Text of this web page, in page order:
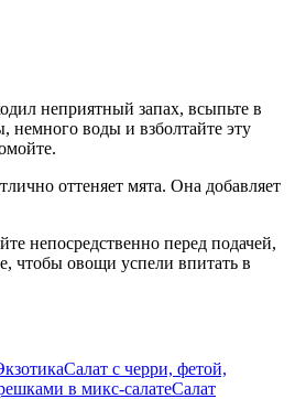
неприятный запах, всыпьте в
немного воды и взболтайте эту
оттеняет мята. Она добавляет
непосредственно перед подачей,
чтобы овощи успели впитать в
Салат с черри, фетой,
в микс-салатеСалат